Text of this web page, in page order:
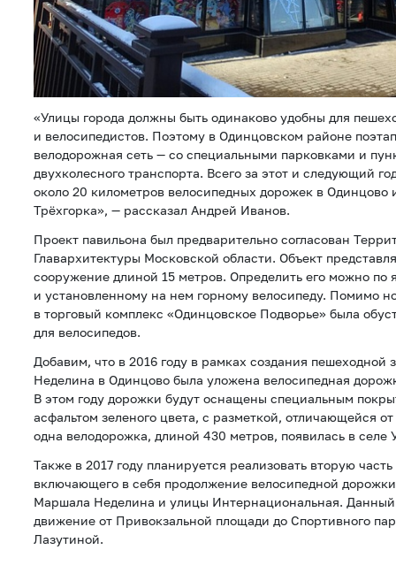
«Улицы города должны быть одинаково удобны для
и велосипедистов. Поэтому в Одинцовском районе
велодорожная сеть — со специальными парковками и
двухколесного транспорта. Всего за этот и следующий
около 20 километров велосипедных дорожек в
Трёхгорка», — рассказал Андрей Иванов.
Проект павильона был предварительно согласован
Главархитектуры Московской области. Объект
сооружение длиной 15 метров. Определить его можно по
и установленному на нем горному велосипеду. Помимо
в торговый комплекс «Одинцовское Подворье» была
для велосипедов.
Добавим, что в 2016 году в рамках создания
Неделина в Одинцово была уложена велосипедная
В этом году дорожки будут оснащены специальным
асфальтом зеленого цвета, с разметкой, отличающейся
одна велодорожка, длиной 430 метров, появилась в селе
Также в 2017 году планируется реализовать вторую
включающего в себя продолжение велосипедной
Маршала Неделина и улицы Интернациональная. Данный
движение от Привокзальной площади до Спортивного
Лазутиной.